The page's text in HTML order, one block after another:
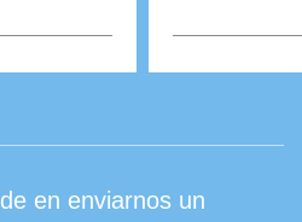
en enviarnos un